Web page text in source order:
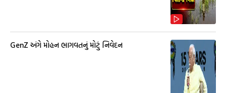
GenZ અંગે મોહન ભાગવતનું મોટું નિવેદન